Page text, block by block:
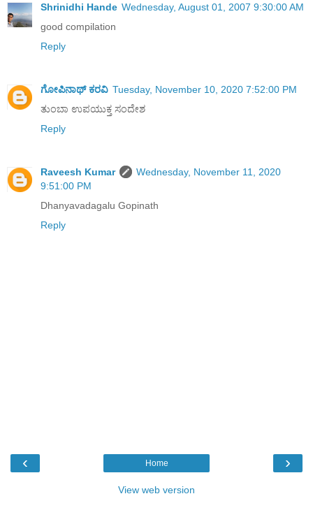
Shrinidhi Hande Wednesday, August 01, 2007 9:30:00 AM
good compilation
Reply
ಗೋಪಿನಾಥ್ ಕರವಿ Tuesday, November 10, 2020 7:52:00 PM
ತುಂಬಾ ಉಪಯುಕ್ತ ಸಂದೇಶ
Reply
Raveesh Kumar
Wednesday, November 11, 2020
9:51:00 PM
Dhanyavadagalu Gopinath
Reply
‹ ›
Home
View web version